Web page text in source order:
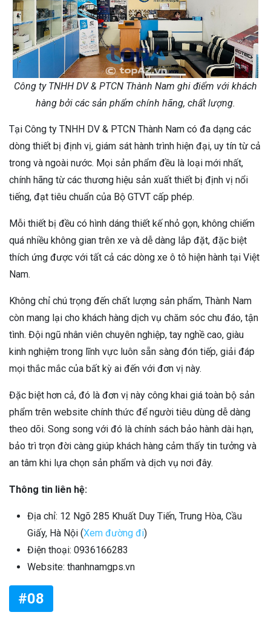
Công ty TNHH DV & PTCN Thành Nam ghi điểm với khách
hàng bởi các sản phẩm chính hãng, chất lượng.
Tại Công ty TNHH DV & PTCN Thành Nam có đa dạng các
dòng thiết bị định vị, giám sát hành trình hiện đại, uy tín từ cả
trong và ngoài nước. Mọi sản phẩm đều là loại mới nhất,
chính hãng từ các thương hiệu sản xuất thiết bị định vị nổi
tiếng, đạt tiêu chuẩn của Bộ GTVT cấp phép.
Mỗi thiết bị đều có hình dáng thiết kế nhỏ gọn, không chiếm
quá nhiều không gian trên xe và dễ dàng lắp đặt, đặc biệt
thích ứng được với tất cả các dòng xe ô tô hiện hành tại Việt
Nam.
Không chỉ chú trọng đến chất lượng sản phẩm, Thành Nam
còn mang lại cho khách hàng dịch vụ chăm sóc chu đáo, tận
tình. Đội ngũ nhân viên chuyên nghiệp, tay nghề cao, giàu
kinh nghiệm trong lĩnh vực luôn sẵn sàng đón tiếp, giải đáp
mọi thắc mắc của bất kỳ ai đến với đơn vị này.
Đặc biệt hơn cả, đó là đơn vị này công khai giá toàn bộ sản
phẩm trên website chính thức để người tiêu dùng dễ dàng
theo dõi. Song song với đó là chính sách bảo hành dài hạn,
bảo trì trọn đời càng giúp khách hàng cảm thấy tin tưởng và
an tâm khi lựa chọn sản phẩm và dịch vụ nơi đây.
Thông tin liên hệ:
Địa chỉ: 12 Ngõ 285 Khuất Duy Tiến, Trung Hòa, Cầu
Giấy, Hà Nội (Xem đường đi)
Điện thoại: 0936166283
Website: thanhnamgps.vn
#08